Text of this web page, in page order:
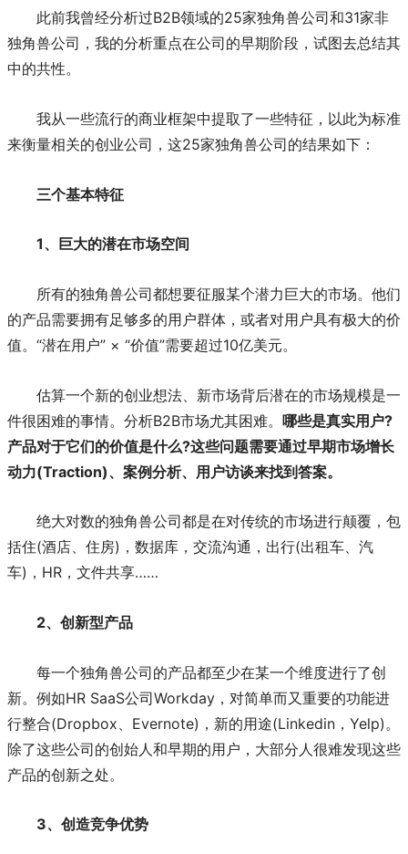
此前我曾经分析过B2B领域的25家独角兽公司和31家非
独角兽公司，我的分析重点在公司的早期阶段，试图去总结其
中的共性。
我从一些流行的商业框架中提取了一些特征，以此为标准
来衡量相关的创业公司，这25家独角兽公司的结果如下：
三个基本特征
1、巨大的潜在市场空间
所有的独角兽公司都想要征服某个潜力巨大的市场。他们
的产品需要拥有足够多的用户群体，或者对用户具有极大的价
值。“潜在用户” × “价值”需要超过10亿美元。
估算一个新的创业想法、新市场背后潜在的市场规模是一
件很困难的事情。分析B2B市场尤其困难。 哪些是真实用户?
产品对于它们的价值是什么?这些问题需要通过早期市场增长
动力(Traction)、案例分析、用户访谈来找到答案。
绝大对数的独角兽公司都是在对传统的市场进行颠覆，包
括住(酒店、住房)，数据库，交流沟通，出行(出租车、汽
车)，HR，文件共享……
2、创新型产品
每一个独角兽公司的产品都至少在某一个维度进行了创
新。例如HR SaaS公司Workday，对简单而又重要的功能进
行整合(Dropbox、Evernote)，新的用途(Linkedin，Yelp)。
除了这些公司的创始人和早期的用户，大部分人很难发现这些
产品的创新之处。
3、创造竞争优势